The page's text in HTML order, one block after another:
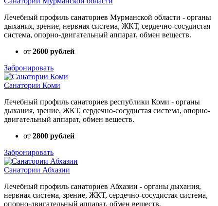
Лечебный профиль санаториев Мурманской области - органы
дыхания, зрение, нервная система, ЖКТ, сердечно-сосудистая
система, опорно-двигательный аппарат, обмен веществ.
от 2600 рублей
Забронировать
Санатории Коми
Лечебный профиль санаториев республики Коми - органы
дыхания, зрение, ЖКТ, сердечно-сосудистая система, опорно-
двигательный аппарат, обмен веществ.
от 2800 рублей
Забронировать
Санатории Абхазии
Лечебный профиль санаториев Абхазии - органы дыхания,
нервная система, зрение, ЖКТ, сердечно-сосудистая система,
опорно-двигательный аппарат, обмен веществ.